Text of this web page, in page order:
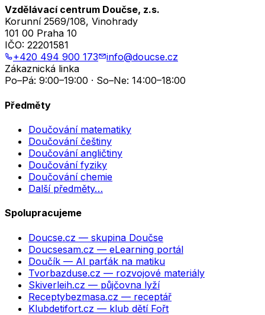
Vzdělávací centrum Doučse, z.s.
Korunní 2569/108, Vinohrady
101 00 Praha 10
IČO: 22201581
+420 494 900 173
info@doucse.cz
Zákaznická linka
Po–Pá: 9:00–19:00 · So–Ne: 14:00–18:00
Předměty
Doučování matematiky
Doučování češtiny
Doučování angličtiny
Doučování fyziky
Doučování chemie
Další předměty…
Spolupracujeme
Doucse.cz — skupina Doučse
Doucsesam.cz — eLearning portál
Doučík — AI parťák na matiku
Tvorbazduse.cz — rozvojové materiály
Skiverleih.cz — půjčovna lyží
Receptybezmasa.cz — receptář
Klubdetifort.cz — klub dětí Fořt